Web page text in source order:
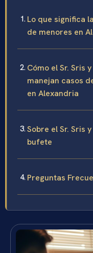
Lo que significa
de menores en
Cómo el Sr. Sris
manejan casos
en Alexandria
Sobre el Sr. Sris
bufete
Preguntas